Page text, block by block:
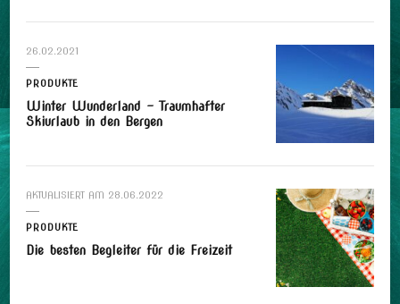
26.02.2021
PRODUKTE
Winter Wunderland – Traumhafter
Skiurlaub in den Bergen
AKTUALISIERT AM 28.06.2022
PRODUKTE
Die besten Begleiter für die Freizeit